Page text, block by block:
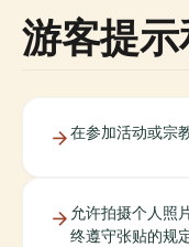
游客提
在参加活动或宗
允许拍摄个人照
终遵守张贴的规定